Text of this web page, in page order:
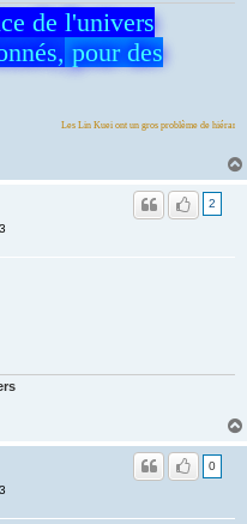
de l'univers
pour des
Les Lin Kuei ont un gros problème de hiérarchie
2
0